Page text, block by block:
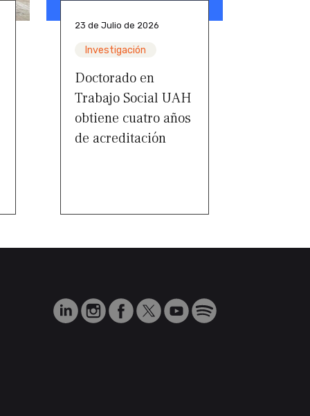
23 de Julio de 2026
Investigación
Doctorado en
Trabajo Social UAH
obtiene cuatro años
de acreditación